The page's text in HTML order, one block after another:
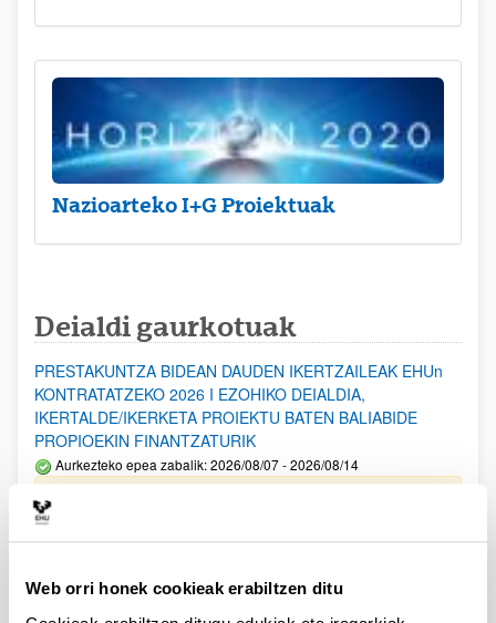
Web orri honek cookieak erabiltzen ditu
Nazioarteko I+G Proiektuak
Deialdi gaurkotuak
PRESTAKUNTZA BIDEAN DAUDEN IKERTZAILEAK EHUn
KONTRATATZEKO 2026 I EZOHIKO DEIALDIA,
IKERTALDE/IKERKETA PROIEKTU BATEN BALIABIDE
PROPIOEKIN FINANTZATURIK
Aurkezteko epea zabalik: 2026/08/07 - 2026/08/14
Izapide irekia